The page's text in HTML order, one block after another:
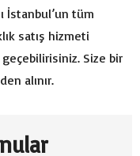
İstanbul’un tüm
satış hizmeti
Size bir
alınır.